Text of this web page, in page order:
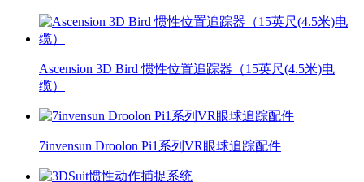
Ascension 3D Bird 惯性位置追踪器（15英尺(4.5米)电
缆）
7invensun Droolon Pi1系列VR眼球追踪配件